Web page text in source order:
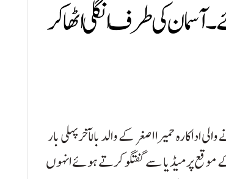
آسمان کی طرف انگلی اٹھا کر
پائی جانے والی اداکارہ حمیرا اصغر کے والد بالآخر پہلی بار
موقع پر میڈیا سے گفتگو کرتے ہوئے انہوں